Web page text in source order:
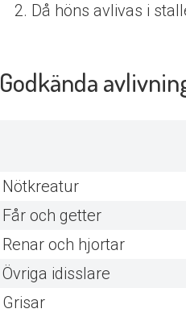
Då höns avlivas i
Godkända
Nötkreatur
Får och getter
Renar och hjortar
Övriga idisslare
Grisar